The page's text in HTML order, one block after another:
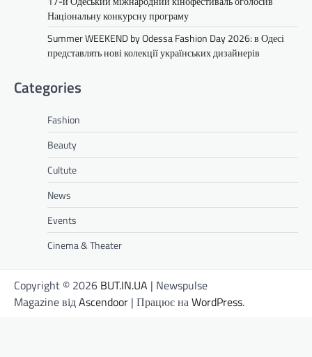
Національну конкурсну програму
Summer WEEKEND by Odessa Fashion Day 2026: в Одесі
представлять нові колекції українських дизайнерів
Categories
Fashion
Beauty
Cultute
News
Events
Cinema & Theater
Copyright © 2026 BUT.IN.UA | Newspulse
Magazine відAscendoor | Працює наWordPress.